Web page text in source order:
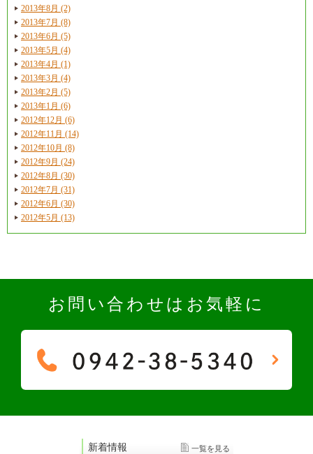
2013年8月 (2)
2013年7月 (8)
2013年6月 (5)
2013年5月 (4)
2013年4月 (1)
2013年3月 (4)
2013年2月 (5)
2013年1月 (6)
2012年12月 (6)
2012年11月 (14)
2012年10月 (8)
2012年9月 (24)
2012年8月 (30)
2012年7月 (31)
2012年6月 (30)
2012年5月 (13)
お問い合わせはお気軽に
新着情報 一覧を見る